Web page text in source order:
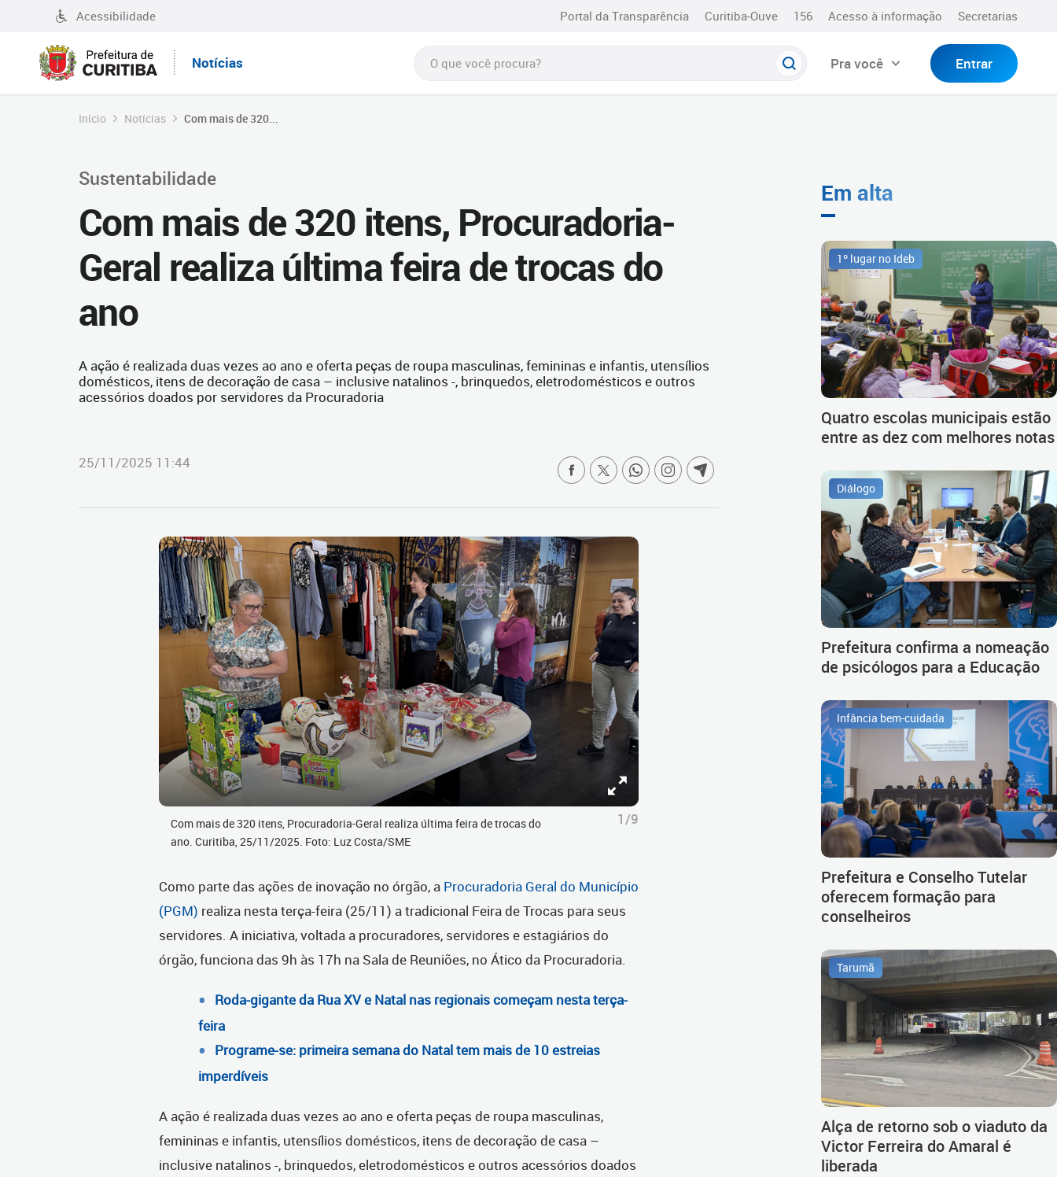
Acessibilidade Portal da Transparência Curitiba-Ouve 156 Acesso à informação Secretarias
Notícias Pra você Entrar
Início Notícias Com mais de 320...
Sustentabilidade
Com mais de 320 itens, Procuradoria-
Geral realiza última feira de trocas do
ano
A ação é realizada duas vezes ao ano e oferta peças de roupa masculinas, femininas e infantis, utensílios
domésticos, itens de decoração de casa – inclusive natalinos -, brinquedos, eletrodomésticos e outros
acessórios doados por servidores da Procuradoria
25/11/2025 11:44
Com mais de 320 itens, Procuradoria-Geral realiza última feira de trocas do
ano. Curitiba, 25/11/2025. Foto: Luz Costa/SME
1/9
Como parte das ações de inovação no órgão, a Procuradoria Geral do Município
(PGM) realiza nesta terça-feira (25/11) a tradicional Feira de Trocas para seus
servidores. A iniciativa, voltada a procuradores, servidores e estagiários do
órgão, funciona das 9h às 17h na Sala de Reuniões, no Ático da Procuradoria.
Roda-gigante da Rua XV e Natal nas regionais começam nesta terça-
feira
Programe-se: primeira semana do Natal tem mais de 10 estreias
imperdíveis
A ação é realizada duas vezes ao ano e oferta peças de roupa masculinas,
femininas e infantis, utensílios domésticos, itens de decoração de casa –
inclusive natalinos -, brinquedos, eletrodomésticos e outros acessórios doados
Em alta
1º lugar no Ideb
Quatro escolas municipais estão
entre as dez com melhores notas
Diálogo
Prefeitura confirma a nomeação
de psicólogos para a Educação
Infância bem-cuidada
Prefeitura e Conselho Tutelar
oferecem formação para
conselheiros
Tarumã
Alça de retorno sob o viaduto da
Victor Ferreira do Amaral é
liberada